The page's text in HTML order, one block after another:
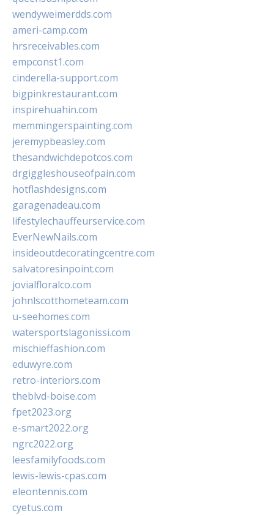
wendyweimerdds.com
ameri-camp.com
hrsreceivables.com
empconst1.com
cinderella-support.com
bigpinkrestaurant.com
inspirehuahin.com
memmingerspainting.com
jeremypbeasley.com
thesandwichdepotcos.com
drgiggleshouseofpain.com
hotflashdesigns.com
garagenadeau.com
lifestylechauffeurservice.com
EverNewNails.com
insideoutdecoratingcentre.com
salvatoresinpoint.com
jovialfloralco.com
johnlscotthometeam.com
u-seehomes.com
watersportslagonissi.com
mischieffashion.com
eduwyre.com
retro-interiors.com
theblvd-boise.com
fpet2023.org
e-smart2022.org
ngrc2022.org
leesfamilyfoods.com
lewis-lewis-cpas.com
eleontennis.com
cyetus.com